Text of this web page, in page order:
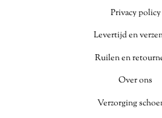
Privacy policy
Levertijd en
Ruilen en
Over ons
Verzorging